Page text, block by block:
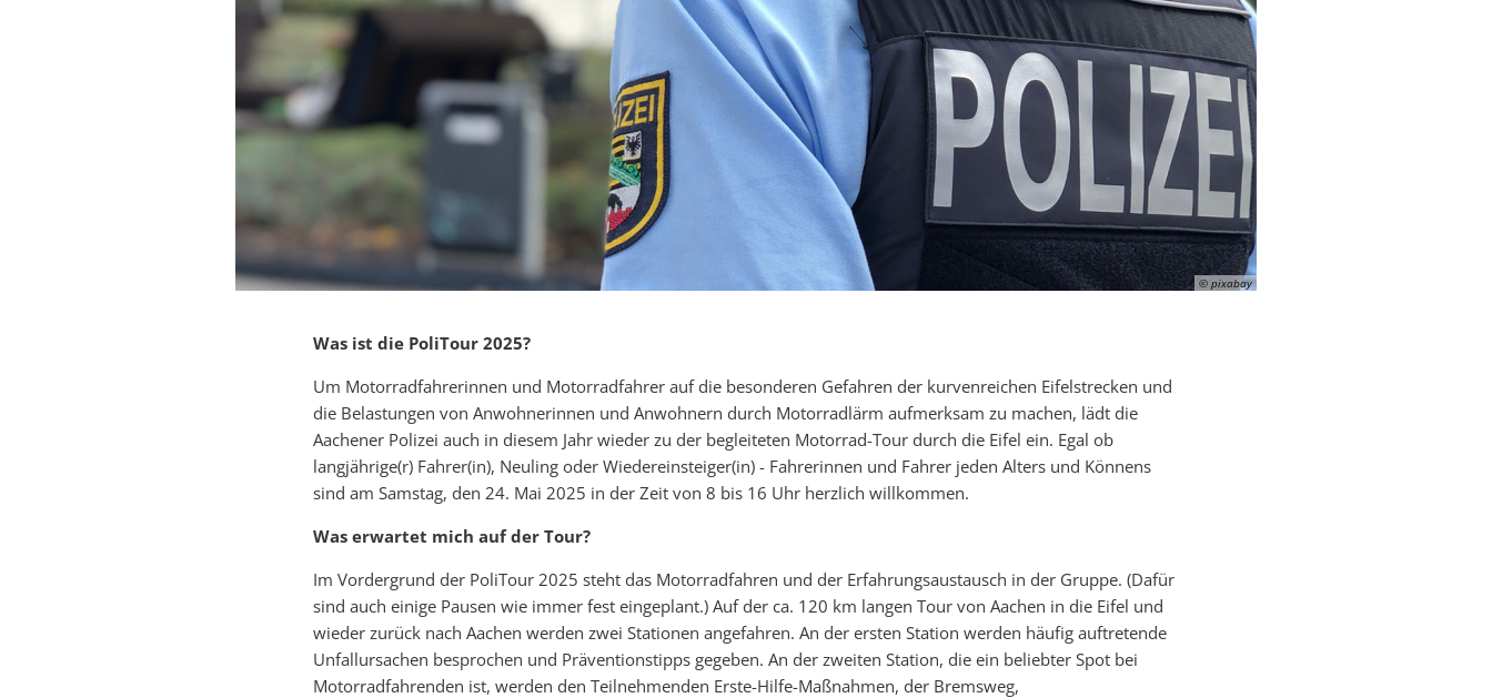
© pixabay
Was ist die PoliTour 2025?
Um Motorradfahrerinnen und Motorradfahrer auf die besonderen Gefahren der kurvenreichen Eifelstrecken und
die Belastungen von Anwohnerinnen und Anwohnern durch Motorradlärm aufmerksam zu machen, lädt die
Aachener Polizei auch in diesem Jahr wieder zu der begleiteten Motorrad-Tour durch die Eifel ein. Egal ob
langjährige(r) Fahrer(in), Neuling oder Wiedereinsteiger(in) - Fahrerinnen und Fahrer jeden Alters und Könnens
sind am Samstag, den 24. Mai 2025 in der Zeit von 8 bis 16 Uhr herzlich willkommen.
Was erwartet mich auf der Tour?
Im Vordergrund der PoliTour 2025 steht das Motorradfahren und der Erfahrungsaustausch in der Gruppe. (Dafür
sind auch einige Pausen wie immer fest eingeplant.) Auf der ca. 120 km langen Tour von Aachen in die Eifel und
wieder zurück nach Aachen werden zwei Stationen angefahren. An der ersten Station werden häufig auftretende
Unfallursachen besprochen und Präventionstipps gegeben. An der zweiten Station, die ein beliebter Spot bei
Motorradfahrenden ist, werden den Teilnehmenden Erste-Hilfe-Maßnahmen, der Bremsweg,